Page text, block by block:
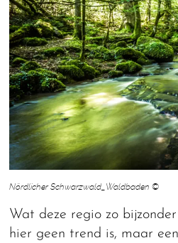
Nördlicher Schwarzwald_Waldbaden ©
Wat deze regio zo
hier geen trend is, maar